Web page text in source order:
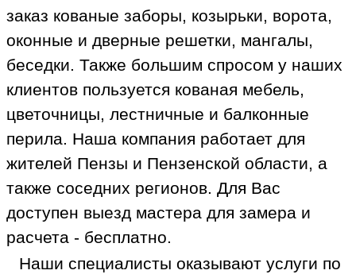
заказ кованые заборы, козырьки, ворота,
оконные и дверные решетки, мангалы,
беседки. Также большим спросом у наших
клиентов пользуется кованая мебель,
цветочницы, лестничные и балконные
перила. Наша компания работает для
жителей Пензы и Пензенской области, а
также соседних регионов. Для Вас
доступен выезд мастера для замера и
расчета - бесплатно.
Наши специалисты оказывают услуги по